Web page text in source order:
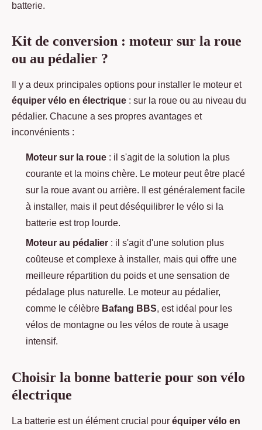
batterie.
Kit de conversion : moteur sur la roue
ou au pédalier ?
Il y a deux principales options pour installer le moteur et
équiper vélo en électrique : sur la roue ou au niveau du
pédalier. Chacune a ses propres avantages et
inconvénients :
Moteur sur la roue : il s'agit de la solution la plus
courante et la moins chère. Le moteur peut être placé
sur la roue avant ou arrière. Il est généralement facile
à installer, mais il peut déséquilibrer le vélo si la
batterie est trop lourde.
Moteur au pédalier : il s'agit d'une solution plus
coûteuse et complexe à installer, mais qui offre une
meilleure répartition du poids et une sensation de
pédalage plus naturelle. Le moteur au pédalier,
comme le célèbre Bafang BBS, est idéal pour les
vélos de montagne ou les vélos de route à usage
intensif.
Choisir la bonne batterie pour son vélo
électrique
La batterie est un élément crucial pour équiper vélo en